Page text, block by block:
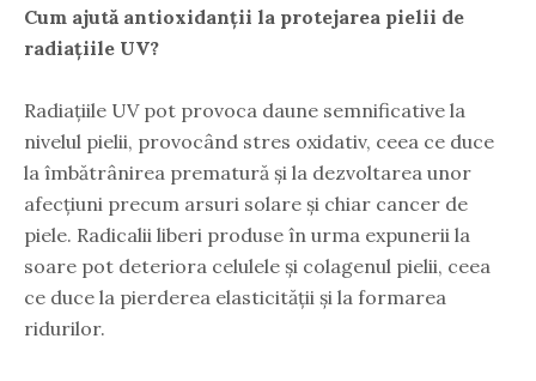
Cum ajută antioxidanții la protejarea pielii de
radiațiile UV?
Radiațiile UV pot provoca daune semnificative la
nivelul pielii, provocând stres oxidativ, ceea ce duce
la îmbătrânirea prematură și la dezvoltarea unor
afecțiuni precum arsuri solare și chiar cancer de
piele. Radicalii liberi produse în urma expunerii la
soare pot deteriora celulele și colagenul pielii, ceea
ce duce la pierderea elasticității și la formarea
ridurilor.